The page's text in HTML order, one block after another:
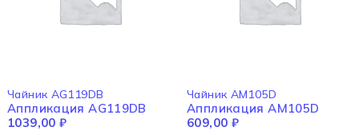
Чайник AG119DB
Аппликация AG119DB
1039,00 ₽
Чайник AM105D
Аппликация AM105D
609,00 ₽